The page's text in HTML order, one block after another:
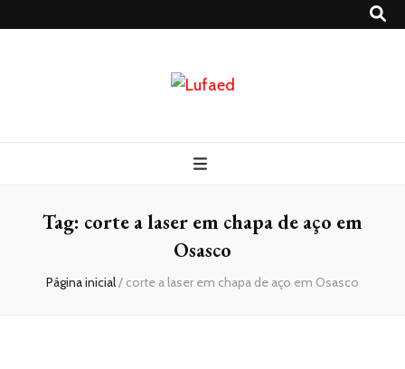
Tag: corte a laser em chapa de aço em
Osasco
Página inicial/ corte a laser em chapa de aço em Osasco